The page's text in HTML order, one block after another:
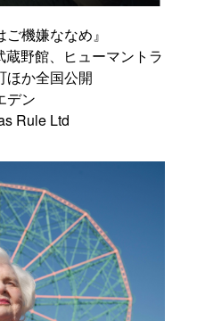
ご機嫌ななめ』
蔵野館、ヒューマントラ
ほか全国公開
デン
Rule Ltd